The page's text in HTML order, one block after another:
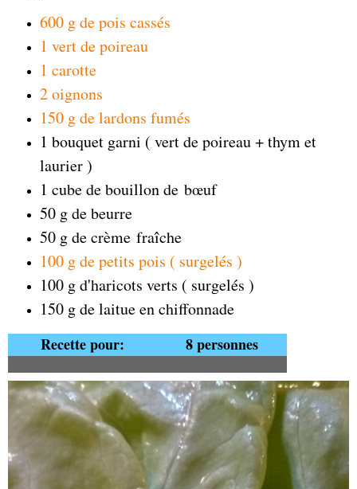
600 g de pois cassés
1 vert de poireau
1 carotte
2 oignons
150 g de lardons fumés
1 bouquet garni ( vert de poireau + thym et
laurier )
1 cube de bouillon de bœuf
50 g de beurre
50 g de crème fraîche
100 g de petits pois ( surgelés )
100 g d'haricots verts ( surgelés )
150 g de laitue en chiffonnade
Recette pour: 8 personnes